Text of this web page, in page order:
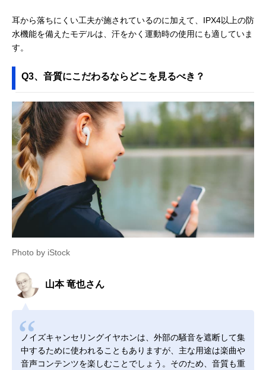
耳から落ちにくい工夫が施されているのに加えて、IPX4以上の防
水機能を備えたモデルは、汗をかく運動時の使用にも適していま
す。
Q3、音質にこだわるならどこを見るべき？
Photo by iStock
山本 竜也さん
ノイズキャンセリングイヤホンは、外部の騒音を遮断して集
中するために使われることもありますが、主な用途は楽曲や
音声コンテンツを楽しむことでしょう。そのため、音質も重